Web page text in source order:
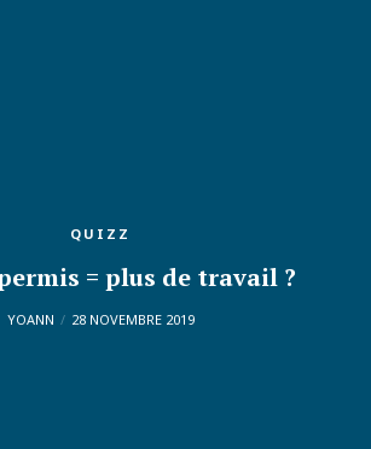
QUIZZ
= plus de travail ?
YOANN 28 NOVEMBRE 2019